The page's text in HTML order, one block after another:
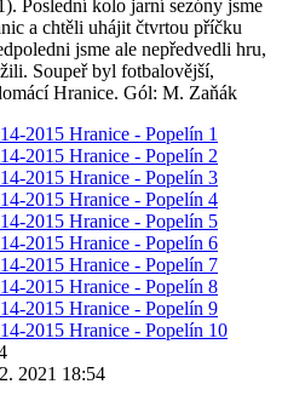
Poslední kolo jarní sezóny jsme
a chtěli uhájit čtvrtou příčku
jsme ale nepředvedli hru,
Soupeř byl fotbalovější,
Hranice. Gól: M. Zaňák
2021 18:54